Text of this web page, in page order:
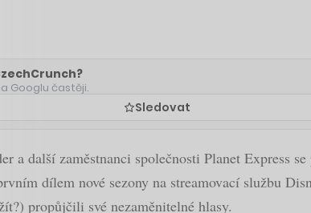
Googlu častěji.
Sledovat
a další zaměstnanci společnosti Planet Express
dílem nové sezony na streamovací službu
propůjčili své nezaměnitelné hlasy.